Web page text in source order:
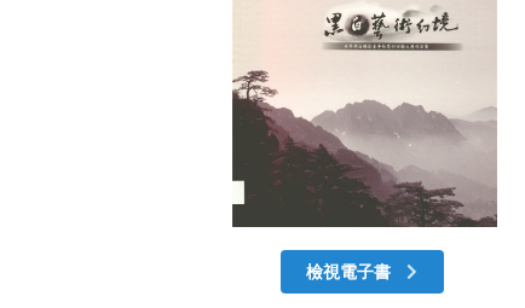
檢視電子書